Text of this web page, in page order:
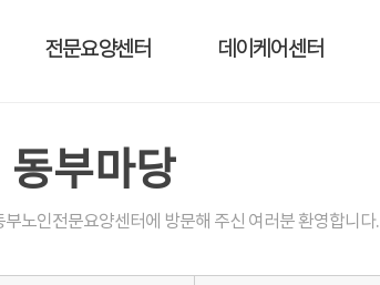
전문요양센터 데이케어센터
동부마당
노인전문요양센터에 방문해 주신 여러분 환영합니다.